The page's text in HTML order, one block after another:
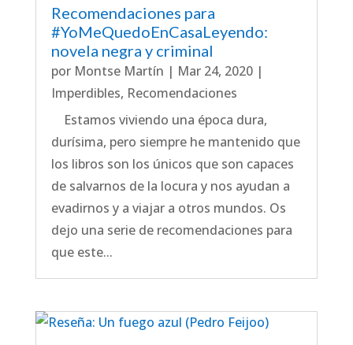
Recomendaciones para
#YoMeQuedoEnCasaLeyendo:
novela negra y criminal
por Montse Martín | Mar 24, 2020|
Imperdibles, Recomendaciones
Estamos viviendo una época dura,
durísima, pero siempre he mantenido que
los libros son los únicos que son capaces
de salvarnos de la locura y nos ayudan a
evadirnos y a viajar a otros mundos. Os
dejo una serie de recomendaciones para
que este...